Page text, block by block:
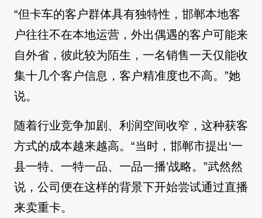
“但卡车的客户群体具有独特性，邯郸本地客
户往往不在本地运营，外出偶遇的客户可能来
自外省，彼此较为陌生，一名销售一天仅能收
集十几个客户信息，客户精准度也不高。”她
说。
随着行业竞争加剧、利润空间收窄，这种获客
方式的成本越来越高。“当时，邯郸市提出‘一
县一特、一特一品、一品一播’战略。”武然然
说，公司便在这样的背景下开始尝试通过直播
来卖重卡。